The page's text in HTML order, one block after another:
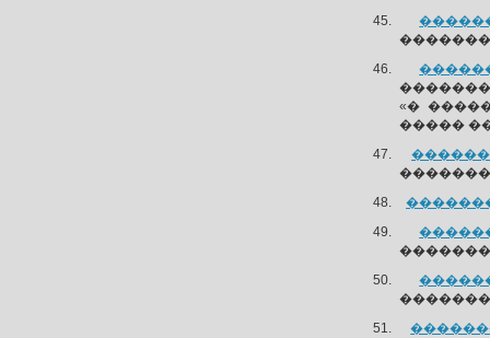
«�
�����